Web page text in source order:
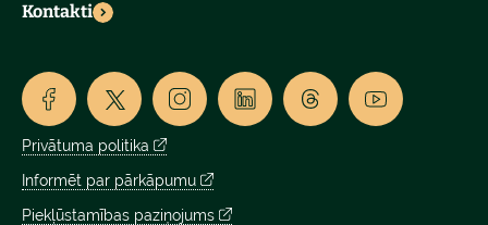
Kontakti
Privātuma politika
Informēt par pārkāpumu
Piekļūstamības paziņojums